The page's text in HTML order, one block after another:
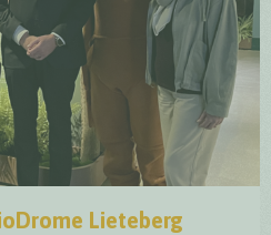
Lieteberg